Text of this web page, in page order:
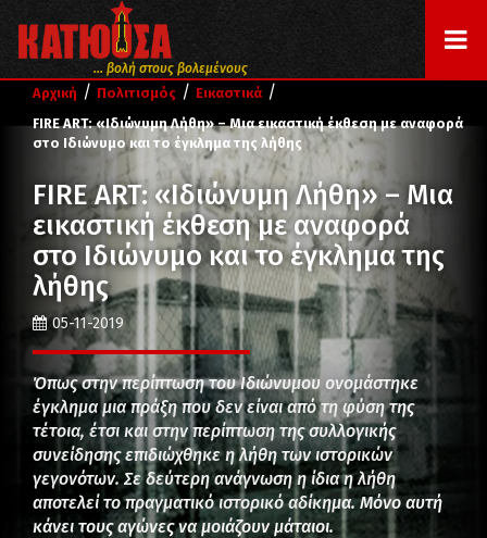
... βολή στους βολεμένους
Αρχική / Πολιτισμός / Εικαστικά /
FIRE ART: «Ιδιώνυμη Λήθη» – Μια εικαστική έκθεση με αναφορά
στο Ιδιώνυμο και το έγκλημα της λήθης
FIRE ART: «Ιδιώνυμη Λήθη» – Μια
εικαστική έκθεση με αναφορά
στο Ιδιώνυμο και το έγκλημα της
λήθης
05-11-2019
Όπως στην περίπτωση του Ιδιώνυμου ονομάστηκε
έγκλημα μια πράξη που δεν είναι από τη φύση της
τέτοια, έτσι και στην περίπτωση της συλλογικής
συνείδησης επιδιώχθηκε η λήθη των ιστορικών
γεγονότων. Σε δεύτερη ανάγνωση η ίδια η λήθη
αποτελεί το πραγματικό ιστορικό αδίκημα. Μόνο αυτή
κάνει τους αγώνες να μοιάζουν μάταιοι.